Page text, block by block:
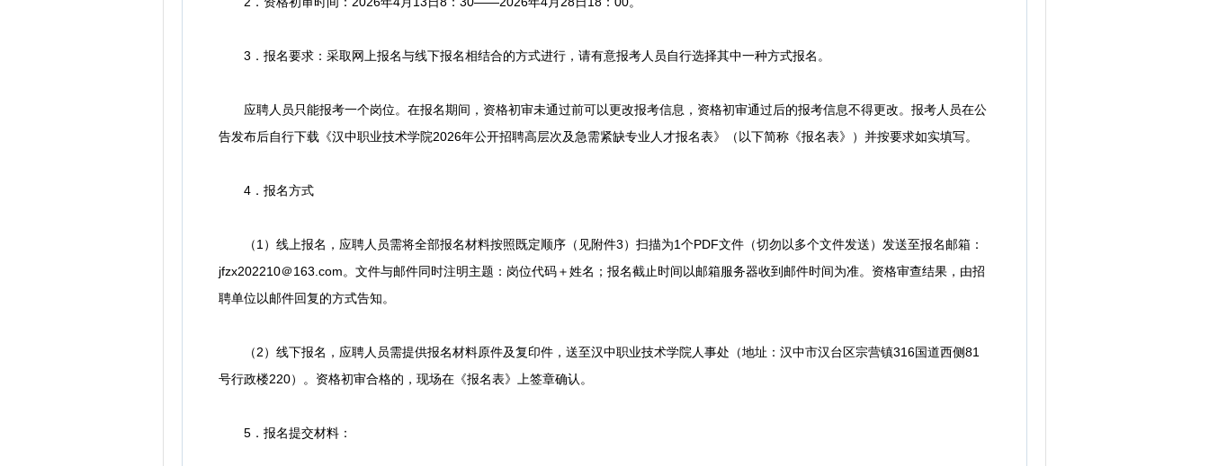
3．报名要求：采取网上报名与线下报名相结合的方式进行，请有意报考人员自行选择其中一种方式报名。
应聘人员只能报考一个岗位。在报名期间，资格初审未通过前可以更改报考信息，资格初审通过后的报考信息不得更改。报考人员在公
告发布后自行下载《汉中职业技术学院2026年公开招聘高层次及急需紧缺专业人才报名表》（以下简称《报名表》）并按要求如实填写。
4．报名方式
（1）线上报名，应聘人员需将全部报名材料按照既定顺序（见附件3）扫描为1个PDF文件（切勿以多个文件发送）发送至报名邮箱：
jfzx202210＠163.com。文件与邮件同时注明主题：岗位代码＋姓名；报名截止时间以邮箱服务器收到邮件时间为准。资格审查结果，由招
聘单位以邮件回复的方式告知。
（2）线下报名，应聘人员需提供报名材料原件及复印件，送至汉中职业技术学院人事处（地址：汉中市汉台区宗营镇316国道西侧81
号行政楼220）。资格初审合格的，现场在《报名表》上签章确认。
5．报名提交材料：